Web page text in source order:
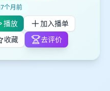
7个月前
播放
加入播单
收藏
去评价
取消 确认删除